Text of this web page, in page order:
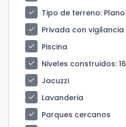
check
Tipo de terreno: Plano
check
Privada con vigilancia
check
Piscina
check
Niveles construidos: 16
check
Jacuzzi
check
Lavanderia
check
Parques cercanos